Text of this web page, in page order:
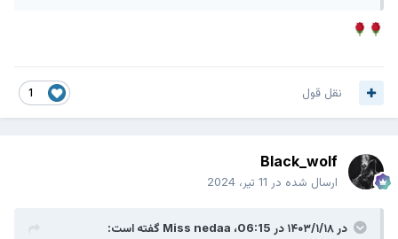
هر كه اين دعا را در اين روز بخواند به يكى از این دو خصلت نيكو
ظفر مى‌يابد:
2⃣ آمرزش خداوند و رحمت بى‌انتها
نقل قول
Black_wolf
ارسال شده در 11 تیر، 2024
در ۱۴۰۳/۱/۱۸ در 06:15، Miss nedaaگفته است: